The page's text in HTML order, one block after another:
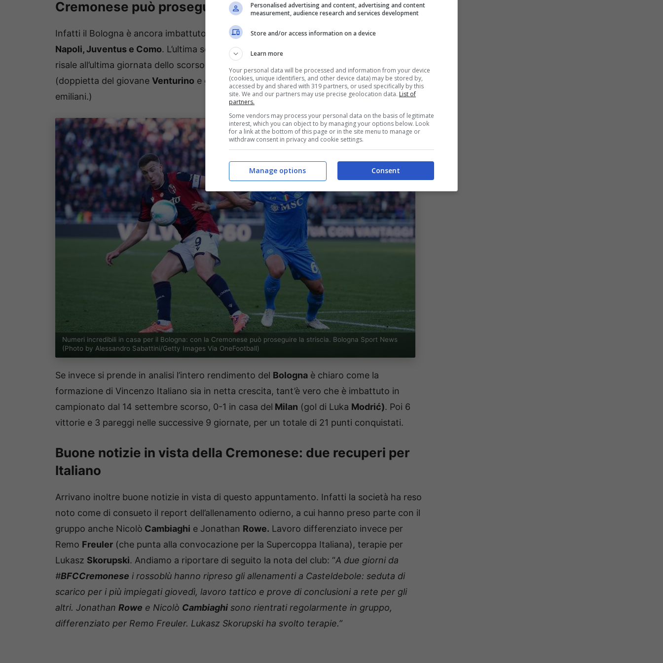
Cremonese può proseguire la striscia
Infatti il Bologna è ancora imbattuto in casa in Serie A 2025/26 dopo 12 giornate, come
Napoli, Juventus e Como. L’ultima sconfitta casalinga per i ragazzi di Vincenzo
risale all’ultima giornata dello scorso campionato, il 24 maggio, 1-3 contro il Genoa
(doppietta del giovane Venturino e gol di Vitinha per gli ospiti, diOrsoliniquello degli
emiliani.)
Numeri incredibili in casa per il Bologna: con la Cremonese può proseguire la striscia. Bologna Sport News
(Photo by Alessandro Sabattini/Getty Images Via OneFootball)
Se invece si prende in analisi l’intero rendimento del Bologna è chiaro come la
formazione di Vincenzo Italiano sia in netta crescita, tant’è vero che è imbattuto in
campionato dal 14 settembre scorso, 0-1 in casa del Milan (gol di Luka Modrić). Poi 6
vittorie e 3 pareggi nelle successive 9 giornate, per un totale di 21 punti conquistati.
Buone notizie in vista della Cremonese: due recuperi per
Italiano
Arrivano inoltre buone notizie in vista di questo appuntamento. Infatti la società ha reso
noto come di consueto il report dell’allenamento odierno, a cui hanno preso parte con il
gruppo anche Nicolò Cambiaghi e Jonathan Rowe. Lavoro differenziato invece per
Remo Freuler (che punta alla convocazione per la Supercoppa Italiana), terapie per
Lukasz Skorupski. Andiamo a riportare di seguito la nota del club: “A due giorni da
#BFCCremonese i rossoblù hanno ripreso gli allenamenti a Casteldebole: seduta di
scarico per i più impiegati giovedì, lavoro tattico e prove di conclusioni a rete per gli
altri. Jonathan Rowe e Nicolò Cambiaghi sono rientrati regolarmente in gruppo,
differenziato per Remo Freuler. Lukasz Skorupski ha svolto terapie.”
Personalised advertising and content, advertising and content
measurement, audience research and services development
Store and/or access information on a device
Learn more
Your personal data will be processed and information from your device
(cookies, unique identifiers, and other device data) may be stored by,
accessed by and shared with 319 partners, or used specifically by this
site. We and our partners may use precise geolocation data. List of
partners.
Some vendors may process your personal data on the basis of legitimate
interest, which you can object to by managing your options below. Look
for a link at the bottom of this page or in the site menu to manage or
withdraw consent in privacy and cookie settings.
Consent
Manage options